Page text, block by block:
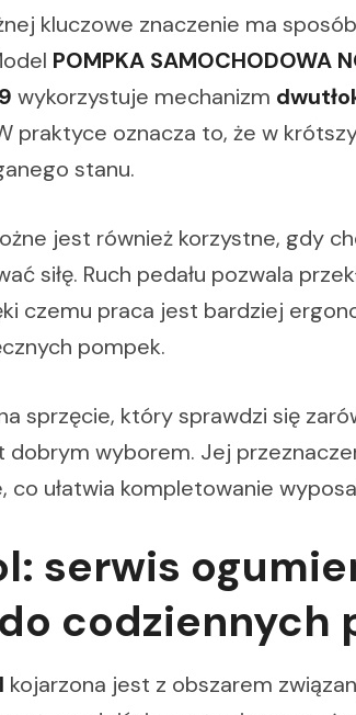
kluczowe znaczenie ma
POMPKA SAMOCHODOWA
wykorzystuje mechanizm
praktyce oznacza to, że w
stanu.
jest również korzystne, gdy
siłę. Ruch pedału pozwala
czemu praca jest bardziej
pompek.
sprzęcie, który sprawdzi się
wyborem. Jej
co ułatwia kompletowanie
serwis
codziennych
kojarzona jest z obszarem